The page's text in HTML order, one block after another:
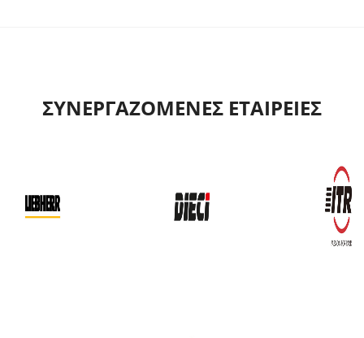
ΣΥΝΕΡΓΑΖΟΜΕΝΕΣ ΕΤΑΙΡΕΙΕΣ